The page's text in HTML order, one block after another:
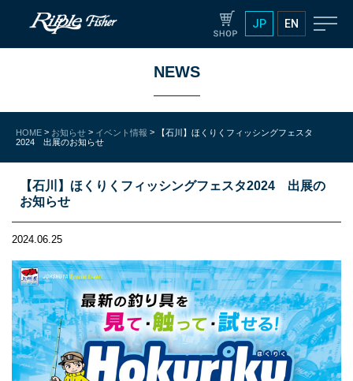
JP EN
NEWS
HOME > お知らせ > イベント情報 >
【石川】ほくりくフィッシングフェスタ
2024 出展のお知らせ
【石川】ほくりくフィッシングフェスタ2024 出展の
お知らせ
2024.06.25